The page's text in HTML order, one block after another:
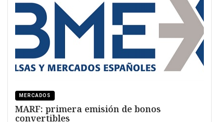
MERCADOS
MARF: primera emisión de bonos
convertibles